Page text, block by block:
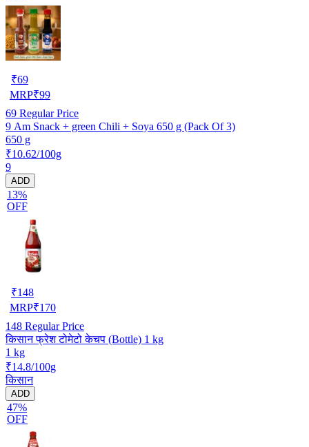
₹69
MRP₹99
69 Regular Price
9 Am Snack + green Chili + Soya 650 g (Pack Of 3)
650 g
₹10.62/100g
9
ADD
13%
OFF
₹148
MRP₹170
148 Regular Price
किसान फ्रेश टोमेटो केचप (Bottle) 1 kg
1 kg
₹14.8/100g
किसान
ADD
47%
OFF